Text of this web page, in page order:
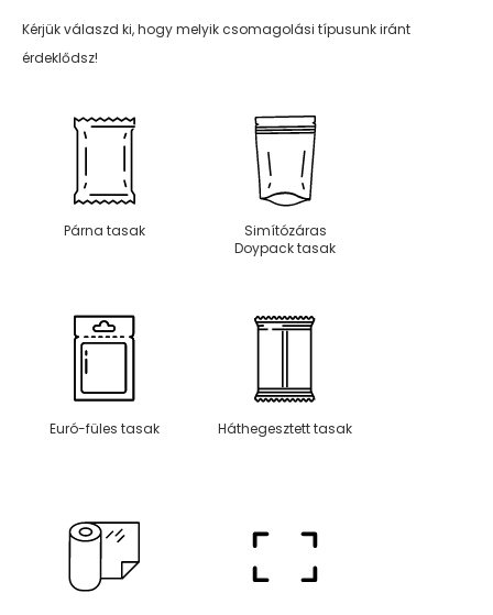
Kérjük válaszd ki, hogy melyik csomagolási típusunk iránt
érdeklődsz!
Párna tasak
Simítózáras
Doypack tasak
Euró-füles tasak Háthegesztett tasak